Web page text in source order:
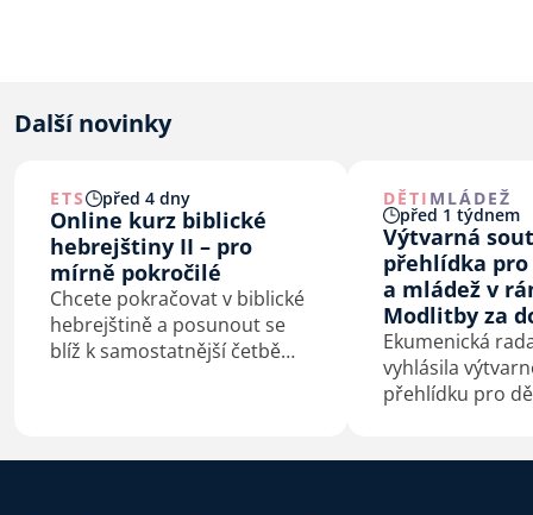
Další novinky
ETS před 4 dny
Online kurz biblické
hebrejštiny II – pro
mírně pokročilé
Chcete pokračovat v biblické
hebrejštině a posunout se
blíž k samostatnější četbě
pokročilé.
DĚTI MLÁDEŽ
před 1 týdnem
Výtvarná
přehlídka
a mládež v
Modlitby za
Ekumenická
vyhlásila
přehlídku pro